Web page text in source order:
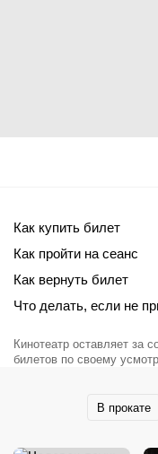
Как купить билет
Как пройти на сеанс
Как вернуть билет
Что делать, если не
Кинотеатр оставляет за
билетов по своему
В прокате